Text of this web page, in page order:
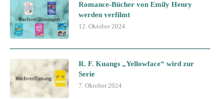
Romance-Bücher von Emily Henry
werden verfilmt
12. Oktober 2024
R. F. Kuangs „Yellowface“ wird zur
Serie
7. Oktober 2024